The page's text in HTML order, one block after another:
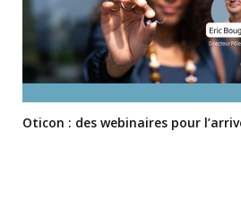
Oticon : des webinaires pour